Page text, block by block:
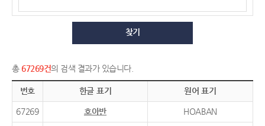
찾기
총 67269건의 검색 결과가 있습니다.
번호 한글 표기 원어 표기
67269 호아반 HOABAN